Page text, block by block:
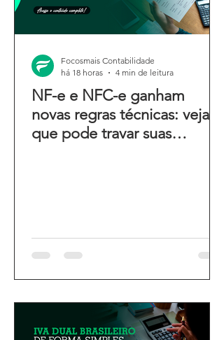
NF-e e NFC-e ganham
novas regras técnicas: veja o
que pode travar suas
Focosmais Contabilidade
há 18 horas
4 min de leitura